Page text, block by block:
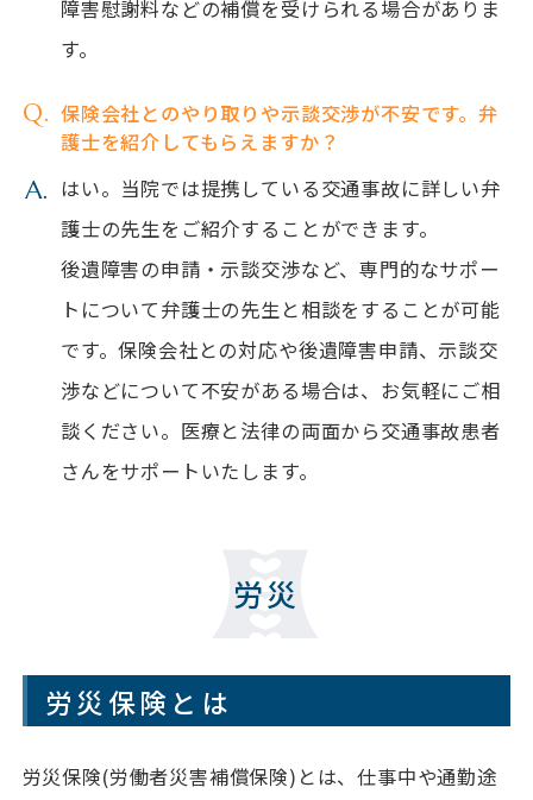
障害慰謝料などの補償を受けられる場合がありま
す。
保険会社とのやり取りや示談交渉が不安です。弁
護士を紹介してもらえますか？
はい。当院では提携している交通事故に詳しい弁
護士の先生をご紹介することができます。
後遺障害の申請・示談交渉など、専門的なサポー
トについて弁護士の先生と相談をすることが可能
です。保険会社との対応や後遺障害申請、示談交
渉などについて不安がある場合は、お気軽にご相
談ください。医療と法律の両面から交通事故患者
さんをサポートいたします。
労災
労災保険とは
労災保険(労働者災害補償保険)とは、仕事中や通勤途